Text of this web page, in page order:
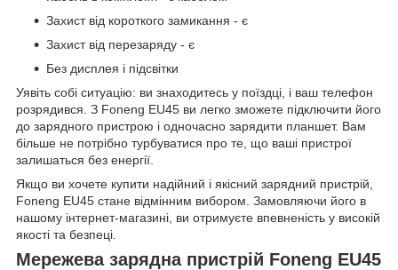
Захист від короткого замикання - є
Захист від перезаряду - є
Без дисплея і підсвітки
Уявіть собі ситуацію: ви знаходитесь у поїздці, і ваш телефон
розрядився. З Foneng EU45 ви легко зможете підключити його
до зарядного пристрою і одночасно зарядити планшет. Вам
більше не потрібно турбуватися про те, що ваші пристрої
залишаться без енергії.
Якщо ви хочете купити надійний і якісний зарядний пристрій,
Foneng EU45 стане відмінним вибором. Замовляючи його в
нашому інтернет-магазині, ви отримуєте впевненість у високій
якості та безпеці.
Мережева зарядна пристрій Foneng EU45